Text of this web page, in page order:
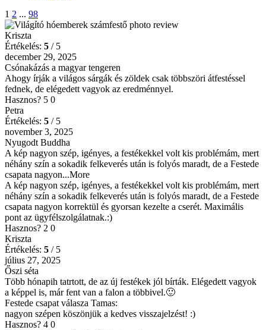
1 2 ... 98
Kriszta
Értékelés: 5 / 5
december 29, 2025
Csónakázás a magyar tengeren
Ahogy írják a világos sárgák és zöldek csak többszöri átfestéssel
fednek, de elégedett vagyok az eredménnyel.
Hasznos? 5 0
Petra
Értékelés: 5 / 5
november 3, 2025
Nyugodt Buddha
A kép nagyon szép, igényes, a festékekkel volt kis problémám, mert
néhány szín a sokadik felkeverés után is folyós maradt, de a Festede
csapata nagyon...More
A kép nagyon szép, igényes, a festékekkel volt kis problémám, mert
néhány szín a sokadik felkeverés után is folyós maradt, de a Festede
csapata nagyon korrektül és gyorsan kezelte a cserét. Maximális
pont az ügyfélszolgálatnak.:)
Hasznos? 2 0
Kriszta
Értékelés: 5 / 5
július 27, 2025
Őszi séta
Több hónapih tatrtott, de az új festékek jól bírták. Elégedett vagyok
a képpel is, már fent van a falon a többivel.🙂
Festede csapat válasza Tamas:
nagyon szépen köszönjük a kedves visszajelzést! :)
Hasznos? 4 0